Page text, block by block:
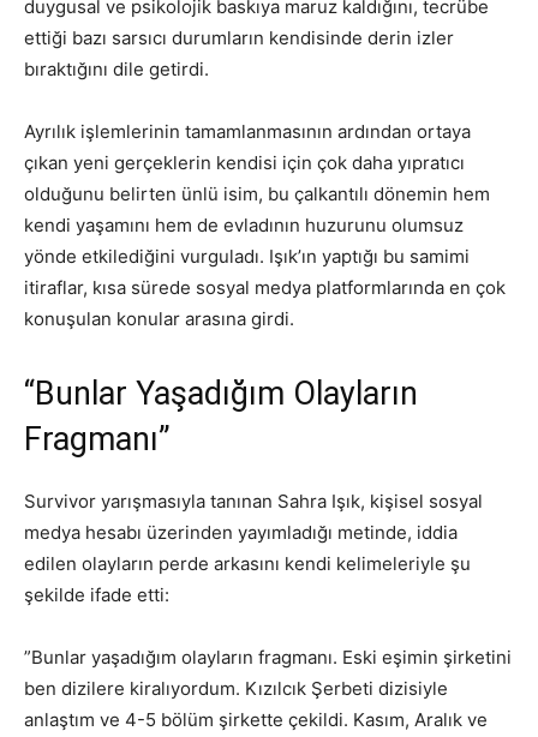
duygusal ve psikolojik baskıya maruz kaldığını, tecrübe
ettiği bazı sarsıcı durumların kendisinde derin izler
bıraktığını dile getirdi.
Ayrılık işlemlerinin tamamlanmasının ardından ortaya
çıkan yeni gerçeklerin kendisi için çok daha yıpratıcı
olduğunu belirten ünlü isim, bu çalkantılı dönemin hem
kendi yaşamını hem de evladının huzurunu olumsuz
yönde etkilediğini vurguladı. Işık’ın yaptığı bu samimi
itiraflar, kısa sürede sosyal medya platformlarında en çok
konuşulan konular arasına girdi.
“Bunlar Yaşadığım Olayların
Fragmanı”
Survivor yarışmasıyla tanınan Sahra Işık, kişisel sosyal
medya hesabı üzerinden yayımladığı metinde, iddia
edilen olayların perde arkasını kendi kelimeleriyle şu
şekilde ifade etti:
”Bunlar yaşadığım olayların fragmanı. Eski eşimin şirketini
ben dizilere kiralıyordum. Kızılcık Şerbeti dizisiyle
anlaştım ve 4-5 bölüm şirkette çekildi. Kasım, Aralık ve